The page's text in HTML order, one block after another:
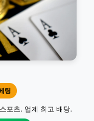
팅
포츠. 업계 최고 배당.